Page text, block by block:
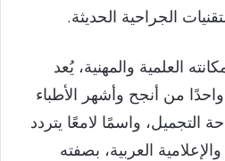
الجراحية الحديثة.
العلمية والمهنية، يُعد
واحدًا من أنجح وأشهر الأطباء
التجميل، واسمًا لامعًا يتردد
العربية، بصفته